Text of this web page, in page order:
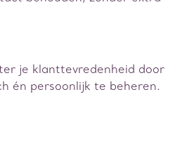
je klanttevredenheid door
én persoonlijk te beheren.